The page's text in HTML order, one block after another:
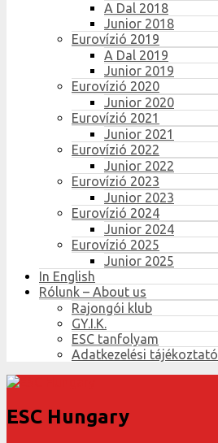
A Dal 2018
Junior 2018
Eurovízió 2019
A Dal 2019
Junior 2019
Eurovízió 2020
Junior 2020
Eurovízió 2021
Junior 2021
Eurovízió 2022
Junior 2022
Eurovízió 2023
Junior 2023
Eurovízió 2024
Junior 2024
Eurovízió 2025
Junior 2025
In English
Rólunk – About us
Rajongói klub
GY.I.K.
ESC tanfolyam
Adatkezelési tájékoztató
ESC Hungary